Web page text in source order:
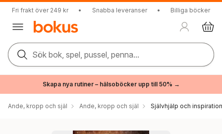
Fri frakt över 249 kr • Snabba leveranser • Billiga böcker
Sök bok, spel, pussel, penna...
Skapa nya rutiner – hälsoböcker upp till 50% →
Ande, kropp och själ Ande, kropp och själ Självhjälp och inspiration